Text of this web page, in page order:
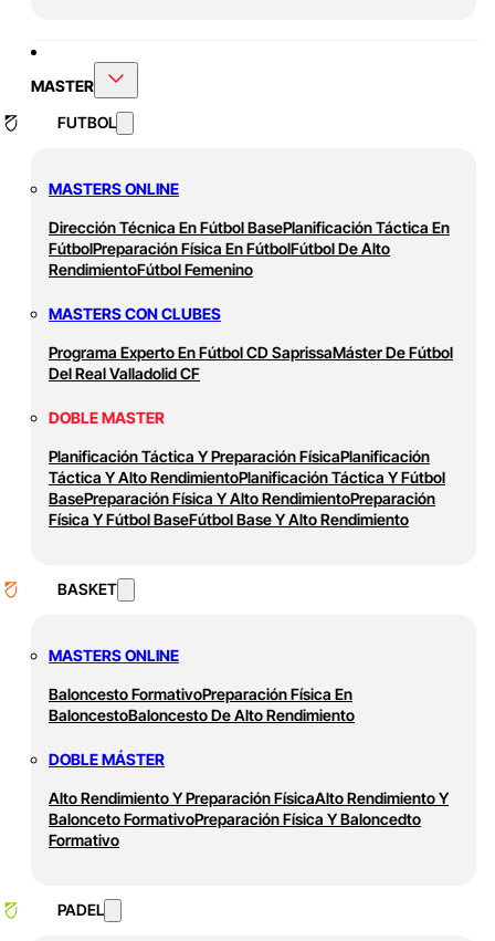
MASTER
FUTBOL
MASTERS ONLINE
Dirección Técnica En Fútbol BasePlanificación Táctica En
FútbolPreparación Física En FútbolFútbol De Alto
RendimientoFútbol Femenino
MASTERS CON CLUBES
Programa Experto En Fútbol CD SaprissaMáster De Fútbol
Del Real Valladolid CF
DOBLE MASTER
Planificación Táctica Y Preparación FísicaPlanificación
Táctica Y Alto RendimientoPlanificación Táctica Y Fútbol
BasePreparación Física Y Alto RendimientoPreparación
Física Y Fútbol BaseFútbol Base Y Alto Rendimiento
BASKET
MASTERS ONLINE
Baloncesto FormativoPreparación Física En
BaloncestoBaloncesto De Alto Rendimiento
DOBLE MÁSTER
Alto Rendimiento Y Preparación FísicaAlto Rendimiento Y
Balonceto FormativoPreparación Física Y Baloncedto
Formativo
PADEL